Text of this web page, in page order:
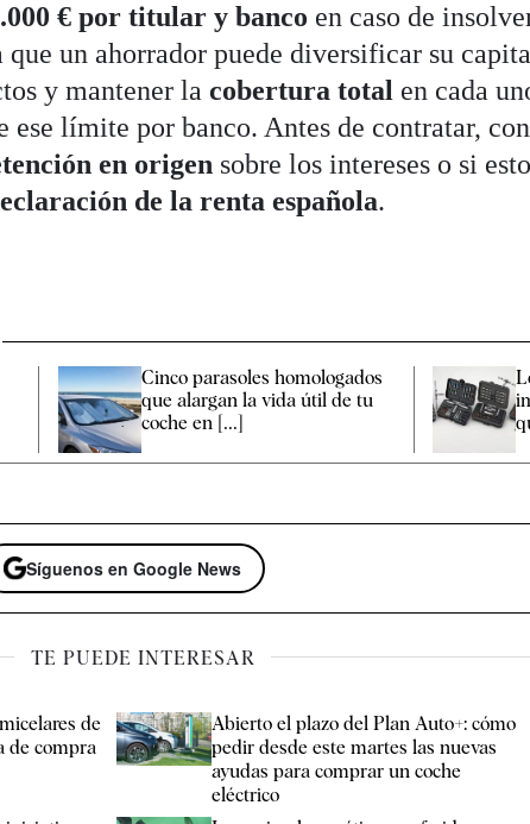
€ por titular y banco en caso de
un ahorrador puede diversificar su
y mantener lacobertura total en cada
ese límite por banco. Antes de contratar,
en origen sobre los intereses o si
de la renta española.
Cinco parasoles homologados
que alargan la vida útil de tu
coche en [...]
Síguenos en Google News
TE PUEDE INTERESAR
de
de compra
Abierto el plazo del Plan Auto+: cómo
pedir desde este martes las nuevas
ayudas para comprar un coche
eléctrico